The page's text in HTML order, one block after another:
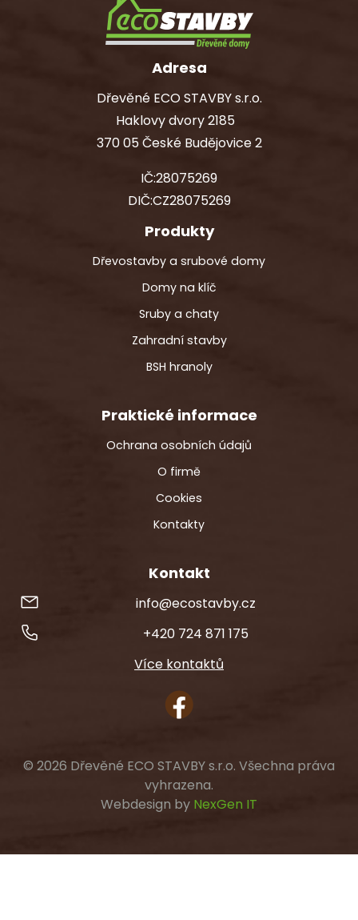
Adresa
Dřevěné ECO STAVBY s.r.o.
Haklovy dvory 2185
370 05 České Budějovice 2
IČ:28075269
DIČ:CZ28075269
Produkty
Dřevostavby a srubové domy
Domy na klíč
Sruby a chaty
Zahradní stavby
BSH hranoly
Praktické informace
Ochrana osobních údajů
O firmě
Cookies
Kontakty
Kontakt
info@ecostavby.cz
+420 724 871 175
Více kontaktů
© 2026 Dřevěné ECO STAVBY s.r.o. Všechna práva
vyhrazena.
Webdesign by NexGen IT